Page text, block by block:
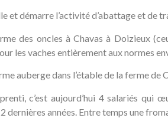
et démarre l’activité d’abattage et de
des oncles à Chavas à Doizieux
les vaches entièrement aux normes
auberge dans l’étable de la ferme de
c’est aujourd’hui 4 salariés
dernières années. Entre temps une